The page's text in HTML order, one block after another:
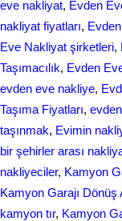
k
n
eve nakliyat, Evden
nakliyat fіyatları,
Eve Nakliyat şirketleri,
Taşımacılık, Evden
evden eve nakliye,
Taşıma Fiyatları,
taşınmak, Evіmіn
bir şehirler arası
nakliyeciler, Kamyon
Kamyon Garajı Dönüş
kamyon tır, Kamyon